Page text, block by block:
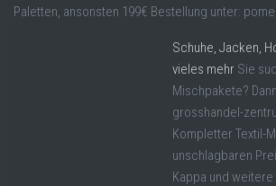
Paletten, ansonsten 199€ Bestellung unter:
Schuhe, Jacken,
vieles mehr Sie
Mischpakete?
grosshandel-
Kompletter Textil-
unschlagbaren
Kappa und